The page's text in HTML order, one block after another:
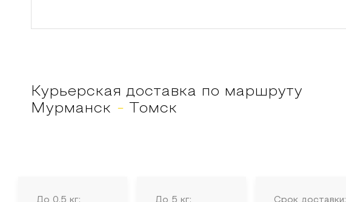
Курьерская доставка по маршруту
Мурманск - Томск
До 0.5 кг: До 5 кг: Срок доставки: